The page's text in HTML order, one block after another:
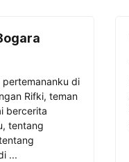
di
Rifki, teman
bercerita
tentang
...